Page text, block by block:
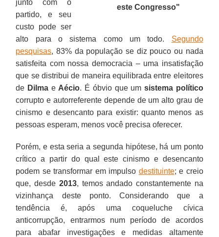
este Congresso"
junto com o
partido, e seu
custo pode ser
alto para o sistema como um todo. Segundo
pesquisas, 83% da população se diz pouco ou nada
satisfeita com nossa democracia – uma insatisfação
que se distribui de maneira equilibrada entre eleitores
de Dilma e Aécio. É óbvio que um sistema político
corrupto e autorreferente depende de um alto grau de
cinismo e desencanto para existir: quanto menos as
pessoas esperam, menos você precisa oferecer.
Porém, e esta seria a segunda hipótese, há um ponto
crítico a partir do qual este cinismo e desencanto
podem se transformar em impulso destituinte; e creio
que, desde 2013, temos andado constantemente na
vizinhança deste ponto. Considerando que a
tendência é, após uma coqueluche cívica
anticorrupção, entrarmos num período de acordos
para abafar investigações e medidas altamente